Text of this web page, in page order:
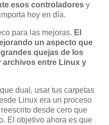
esos controladores y
hoy en día.
para las mejoras. El
un aspecto que
quejas de los
archivos entre Linux y
dual, usar tus carpetas
Linux era un proceso
desde cero que
El objetivo ahora es que